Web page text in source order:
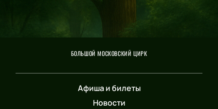
БОЛЬШОЙ МОСКОВСКИЙ ЦИРК
Афиша и билеты
Новости